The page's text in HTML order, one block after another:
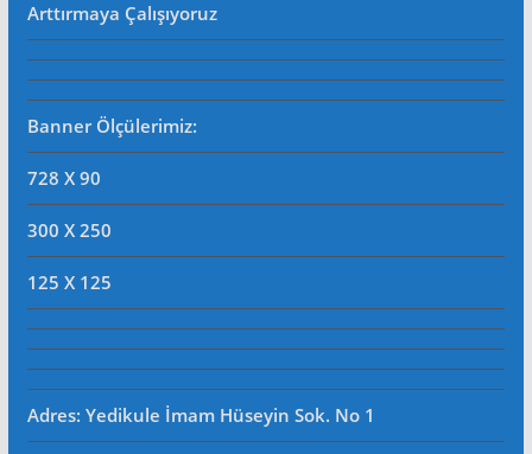
Arttırmaya Çalışıyoruz
Banner Ölçülerimiz:
728 X 90
300 X 250
125 X 125
Adres: Yedikule İmam Hüseyin Sok. No 1